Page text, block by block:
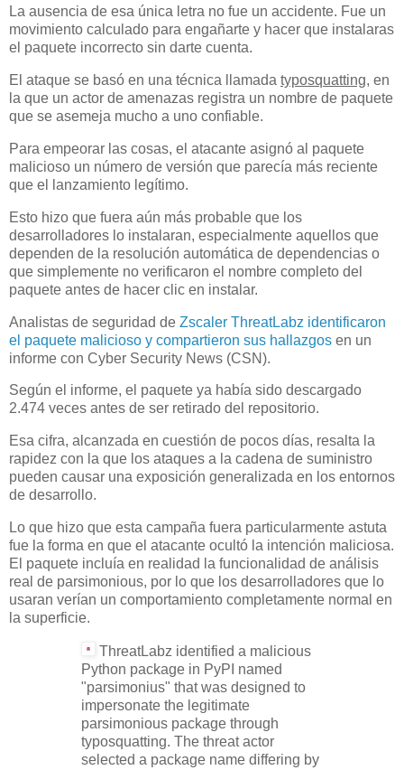
La ausencia de esa única letra no fue un accidente. Fue un
movimiento calculado para engañarte y hacer que instalaras
el paquete incorrecto sin darte cuenta.
El ataque se basó en una técnica llamada typosquatting, en
la que un actor de amenazas registra un nombre de paquete
que se asemeja mucho a uno confiable.
Para empeorar las cosas, el atacante asignó al paquete
malicioso un número de versión que parecía más reciente
que el lanzamiento legítimo.
Esto hizo que fuera aún más probable que los
desarrolladores lo instalaran, especialmente aquellos que
dependen de la resolución automática de dependencias o
que simplemente no verificaron el nombre completo del
paquete antes de hacer clic en instalar.
Analistas de seguridad de Zscaler ThreatLabz identificaron
el paquete malicioso y compartieron sus hallazgos en un
informe con Cyber Security News (CSN).
Según el informe, el paquete ya había sido descargado
2.474 veces antes de ser retirado del repositorio.
Esa cifra, alcanzada en cuestión de pocos días, resalta la
rapidez con la que los ataques a la cadena de suministro
pueden causar una exposición generalizada en los entornos
de desarrollo.
Lo que hizo que esta campaña fuera particularmente astuta
fue la forma en que el atacante ocultó la intención maliciosa.
El paquete incluía en realidad la funcionalidad de análisis
real de parsimonious, por lo que los desarrolladores que lo
usaran verían un comportamiento completamente normal en
la superficie.
ThreatLabz identified a malicious
Python package in PyPI named
"parsimonius" that was designed to
impersonate the legitimate
parsimonious package through
typosquatting. The threat actor
selected a package name differing by